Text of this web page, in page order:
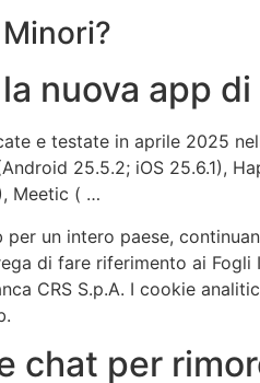
nuova app
e testate in aprile 2025
25.5.2; iOS 25.6.1),
Meetic ( …
per un intero paese,
di fare riferimento ai
CRS S.p.A. I cookie
chat per